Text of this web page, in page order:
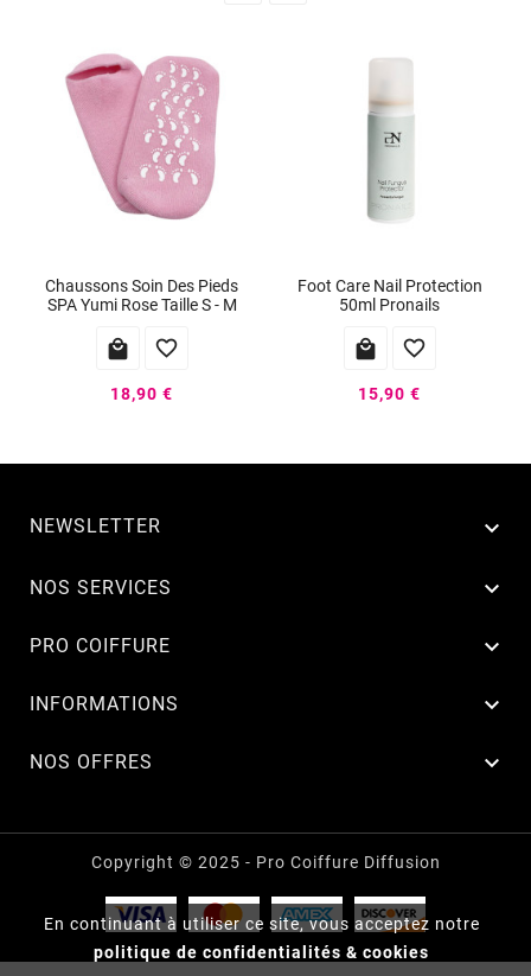
En continuant à utiliser ce site, vous acceptez notre
politique de confidentialités & cookies
Chaussons Soin Des Pieds
SPA Yumi Rose Taille S - M
 
18,90 €
Foot Care Nail Protection
50ml Pronails
 
15,90 €
NEWSLETTER 
NOS SERVICES 
PRO COIFFURE 
INFORMATIONS 
NOS OFFRES 
Copyright © 2025 - Pro Coiffure Diffusion